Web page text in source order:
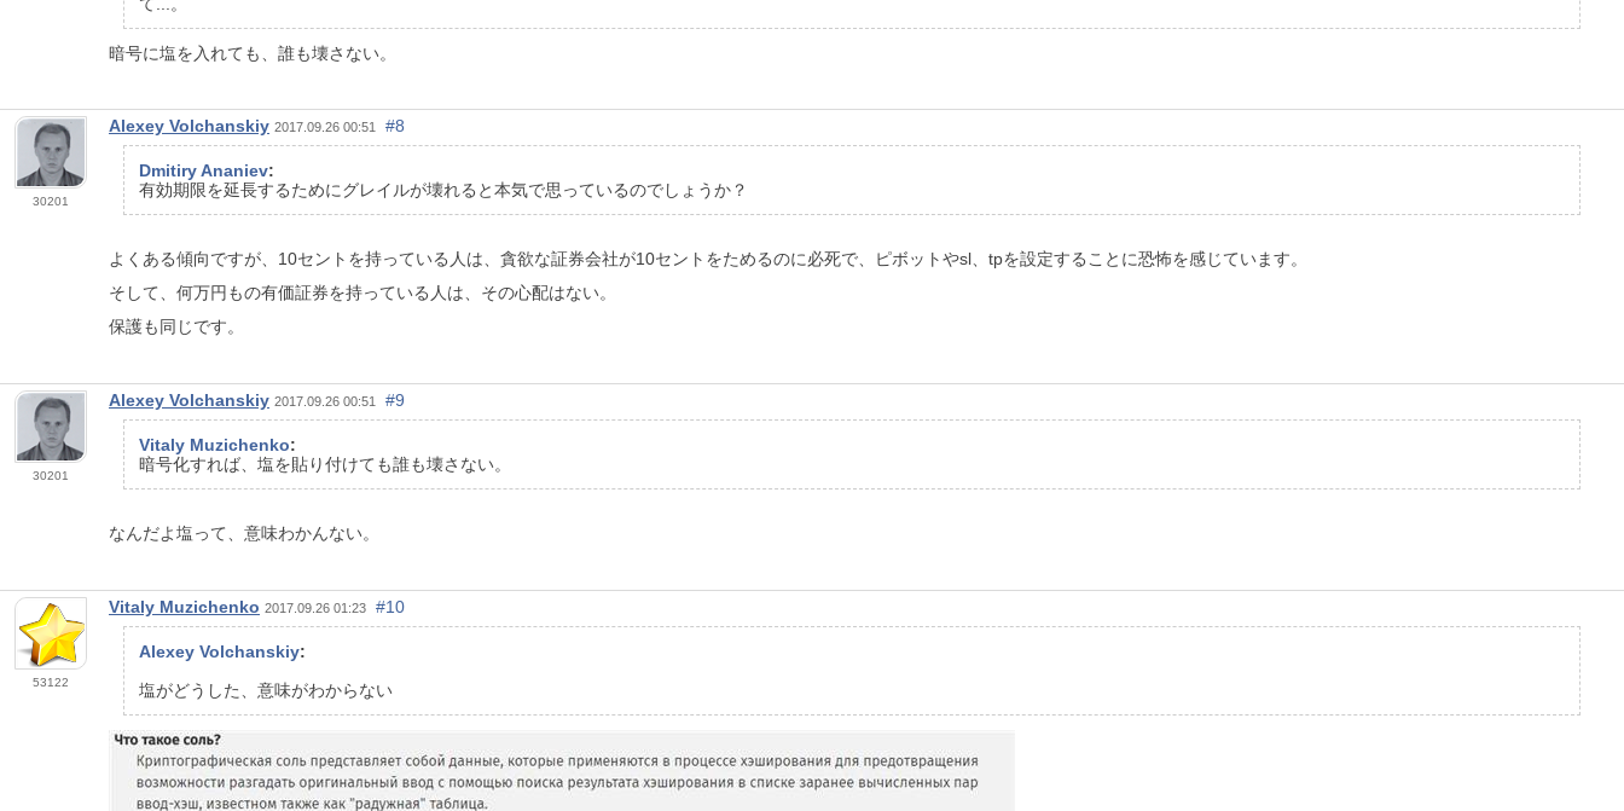
暗号に塩を入れても、誰も壊さない。
30201
Alexey Volchanskiy 2017.09.26 00:51 #8
Dmitiry Ananiev:
有効期限を延長するためにグレイルが壊れると本気で思っているのでしょうか？
よくある傾向ですが、10セントを持っている人は、貪欲な証券会社が10セントをためるのに必死で、ピボットやsl、tpを設定することに恐怖を感じています。
そして、何万円もの有価証券を持っている人は、その心配はない。
保護も同じです。
30201
Alexey Volchanskiy 2017.09.26 00:51 #9
Vitaly Muzichenko:
暗号化すれば、塩を貼り付けても誰も壊さない。
なんだよ塩って、意味わかんない。
53122
Vitaly Muzichenko 2017.09.26 01:23 #10
Alexey Volchanskiy:
塩がどうした、意味がわからない